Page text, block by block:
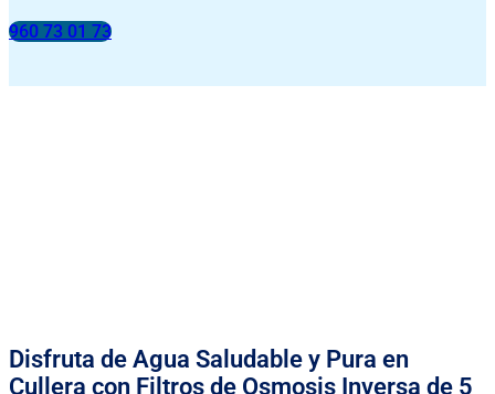
960 73 01 73
Disfruta de Agua Saludable y Pura en
Cullera con Filtros de Osmosis Inversa de 5